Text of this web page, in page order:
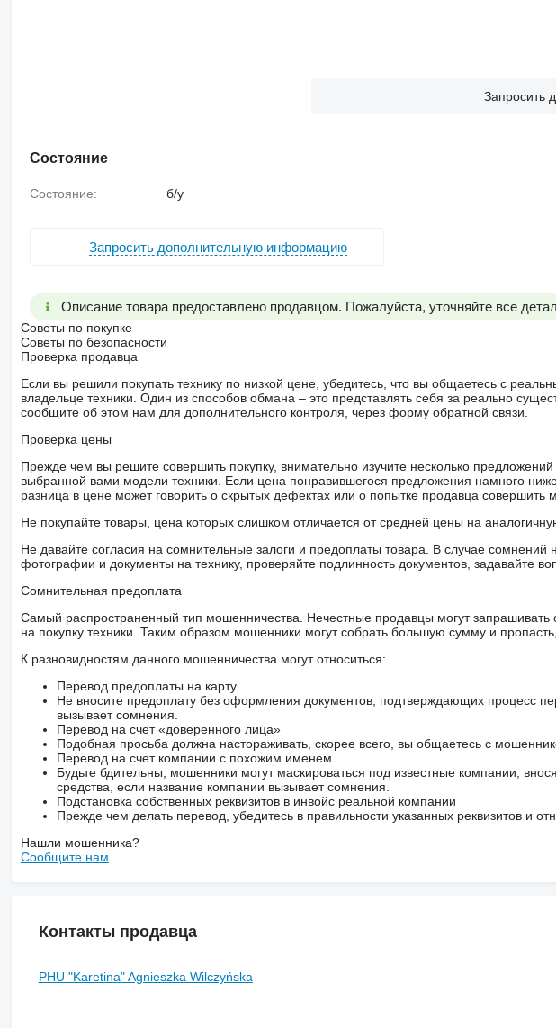
Запросить
Состояние
Состояние: б/у
Запросить дополнительную информацию
Описание товара предоставлено продавцом. Пожалуйста, уточняйте все
Советы по покупке
Советы по безопасности
Проверка продавца
Если вы решили покупать технику по низкой цене, убедитесь, что вы общаетесь с
владельце техники. Один из способов обмана – это представлять себя за реально
сообщите об этом нам для дополнительного контроля, через форму обратной связи.
Проверка цены
Прежде чем вы решите совершить покупку, внимательно изучите несколько
выбранной вами модели техники. Если цена понравившегося предложения намного
разница в цене может говорить о скрытых дефектах или о попытке продавца совершить
Не покупайте товары, цена которых слишком отличается от средней цены на
Не давайте согласия на сомнительные залоги и предоплаты товара. В случае сомнений
фотографии и документы на технику, проверяйте подлинность документов, задавайте
Сомнительная предоплата
Самый распространенный тип мошенничества. Нечестные продавцы могут
на покупку техники. Таким образом мошенники могут собрать большую сумму и
К разновидностям данного мошенничества могут относиться:
Перевод предоплаты на карту
Не вносите предоплату без оформления документов, подтверждающих процесс
вызывает сомнения.
Перевод на счет «доверенного лица»
Подобная просьба должна настораживать, скорее всего, вы общаетесь с
Перевод на счет компании с похожим именем
Будьте бдительны, мошенники могут маскироваться под известные компании,
средства, если название компании вызывает сомнения.
Подстановка собственных реквизитов в инвойс реальной компании
Прежде чем делать перевод, убедитесь в правильности указанных реквизитов и
Нашли мошенника?
Сообщите нам
Контакты продавца
PHU "Karetina" Agnieszka Wilczyńska